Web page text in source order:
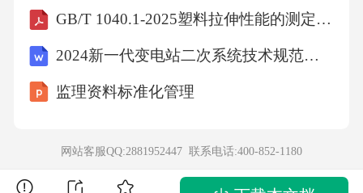
《白蛇传》是中国民间传说中著名的爱情故
事，讲述了白蛇仙子与人类许仙的爱情悲剧。
故事中，白蛇仙子为了报恩化为人形与许仙相
故事流传广泛，影响深远，成为民间文学中的
经典之作。
GB/T 1040.1-2025塑料拉伸性能的测定第1部分：总则
2024新一代变电站二次系统技术规范第1部分：数据通信网关机
监理资料标准化管理
网站客服QQ:2881952447 联系电话:400-852-1180